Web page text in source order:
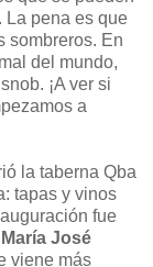
La pena es que
sombreros. En
del mundo,
¡A ver si
a
la taberna Qba
tapas y vinos
fue
José
viene más